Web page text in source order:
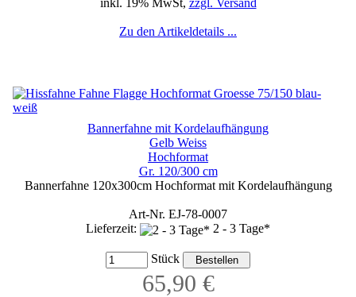
inkl. 19% MwSt, zzgl. Versand
Zu den Artikeldetails ...
Bannerfahne mit Kordelaufhängung
Gelb Weiss
Hochformat
Gr. 120/300 cm
Bannerfahne 120x300cm Hochformat mit Kordelaufhängung
Art-Nr. EJ-78-0007
Lieferzeit:
2 - 3 Tage*
Stück
65,90 €